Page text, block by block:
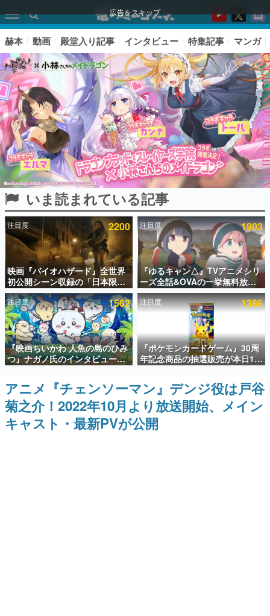
広告をスキップ
ピックアップ
電ファミのいま読まれている記事ランキング
アプリセール情報
インタビュー
連載・特集一覧
殿堂入り記事
SNS拡散数が数千以上！ ページビュー数万以上！ などな
ど。多くの人々に読まれた、電ファミ渾身の“殿堂入り”記
事をまとめました。
ゲームの企画書
名作ゲームクリエイターの方々に製作時のエピソードをお
聞きし、ヒットする企画（ゲーム）とは何か？を探ってい
きます。
赫本 動画 殿堂入り記事 インタビュー 特集記事 マンガ
いま読まれている記事
注目度 2200
映画『バイオハザード』全世界
初公開シーン収録の「日本限
定」予告映像が解禁。バイオの
日（8月10日）にあわせて、
「ラクーンシティ総合病院」へ
行く配達人の姿が披露
注目度 1903
『ゆるキャン△』TVアニメシリ
ーズ全話&OVAの一挙無料放送
がABEMAで開催決定。8月11日
「山の日」の午前0時から実施
注目度 1562
『映画ちいかわ 人魚の島のひみ
つ』ナガノ氏のインタビューが
解禁。もしまた映画をやれるな
ら「島二郎とオデが取っ組み合
いの喧嘩をする話」にしたいと
回答
注目度 1386
『ポケモンカードゲーム』30周
年記念商品の抽選販売が本日12
時より開始。拡張パック「30th
CELEBRATION」のボックス
に、「プレミアムデッキセット
エーフィ・ブラッキー」
「FUTURISTIC BOX」の計3商
品
アニメ『チェンソーマン』デンジ役は戸谷
菊之介！2022年10月より放送開始、メイン
キャスト・最新PVが公開